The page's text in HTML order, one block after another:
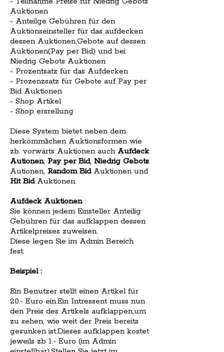
Auktionen
- Anteilge Gebühren für den
Auktionseinsteller für das aufdecken
dessen Auktionen,Gebote auf dessen
Auktionen(Pay per Bid) und bei
Niedrig Gebots Auktionen
- Prozentsatz für das Aufdecken
- Prozenzsatz für Gebote auf Pay per
Bid Auktionen
- Shop Artikel
- Shop ersrellung
Diese System bietet neben dem
herkömmlichen Auktionsformen wie
zb. vorwärts Auktionen auch Aufdeck
Autionen, Pay per Bid, Niedrig Gebots
Autionen, Random BidAuktionen und
Hit BidAuktionen.
Aufdeck Auktionen:
Sie können jedem Einsteller Anteilig
Gebühren für das aufklappen dessen
Artikelpreises zuweisen.
Diese legen Sie im Admin Bereich
fest.
Beispiel :
Ein Benutzer stellt einen Artikel für
20.- Euro ein.Ein Intressent muss nun
den Preis des Artikels aufklappen,um
zu sehen, wie weit der Preis bereits
gesunken ist.Dieses aufklappen kostet
jeweils zb 1.- Euro (im Admin